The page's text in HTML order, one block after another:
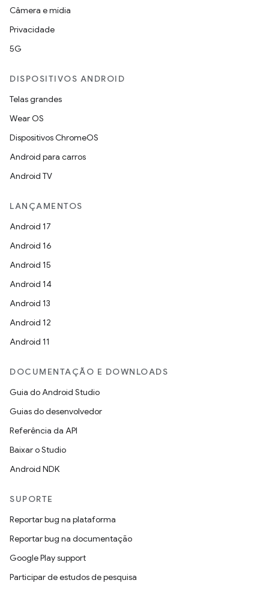
Câmera e mídia
Privacidade
5G
DISPOSITIVOS ANDROID
Telas grandes
Wear OS
Dispositivos ChromeOS
Android para carros
Android TV
LANÇAMENTOS
Android 17
Android 16
Android 15
Android 14
Android 13
Android 12
Android 11
DOCUMENTAÇÃO E DOWNLOADS
Guia do Android Studio
Guias do desenvolvedor
Referência da API
Baixar o Studio
Android NDK
SUPORTE
Reportar bug na plataforma
Reportar bug na documentação
Google Play support
Participar de estudos de pesquisa